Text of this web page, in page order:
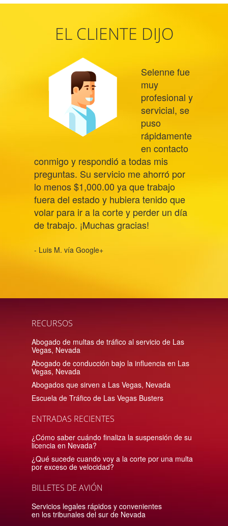
EL CLIENTE DIJO
Selenne fue
muy
profesional y
servicial, se
puso
rápidamente
en contacto
conmigo y respondió a todas mis
preguntas. Su servicio me ahorró por
lo menos $1,000.00 ya que trabajo
fuera del estado y hubiera tenido que
volar para ir a la corte y perder un día
de trabajo. ¡Muchas gracias!
- Luis M. vía Google+
RECURSOS
Abogado de multas de tráfico al servicio de Las
Vegas, Nevada
Abogado de conducción bajo la influencia en Las
Vegas, Nevada
Abogados que sirven a Las Vegas, Nevada
Escuela de Tráfico de Las Vegas Busters
ENTRADAS RECIENTES
¿Cómo saber cuándo finaliza la suspensión de su
licencia en Nevada?
¿Qué sucede cuando voy a la corte por una multa
por exceso de velocidad?
BILLETES DE AVIÓN
Servicios legales rápidos y convenientes
en los tribunales del sur de Nevada